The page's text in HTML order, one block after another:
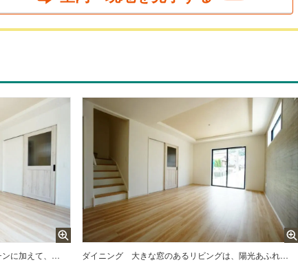
カウンターキッチンに加えて、リビング階段になっているので、お顔を合わす回数が増え、ぐっと家族の距離が縮まります。 ダイニング 大きな窓のあるリビングは、陽光あふれる明るい空間です。居心地良く、ご家族皆がゆったり寛げる憩いの空間となりそうです。